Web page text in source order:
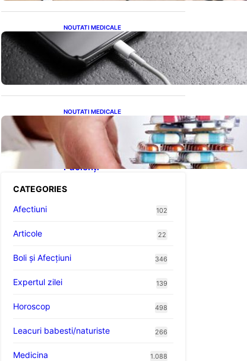
NOUTATI MEDICALE
Încărcarea Telefonului Pe
Timp de Noapte: Mituri,
Realități și Impact Asupra
Bateriei
NOUTATI MEDICALE
Criza Medicamentelor
pentru Tulburări Digestive:
Ce Înseamnă Suspendarea
Colebil și Panzcebil pentru
Pacienți
CATEGORIES
Afectiuni
102
Articole 22
Boli și Afecțiuni 346
Expertul zilei 139
Horoscop 498
Leacuri babesti/naturiste 266
Medicina 1.088